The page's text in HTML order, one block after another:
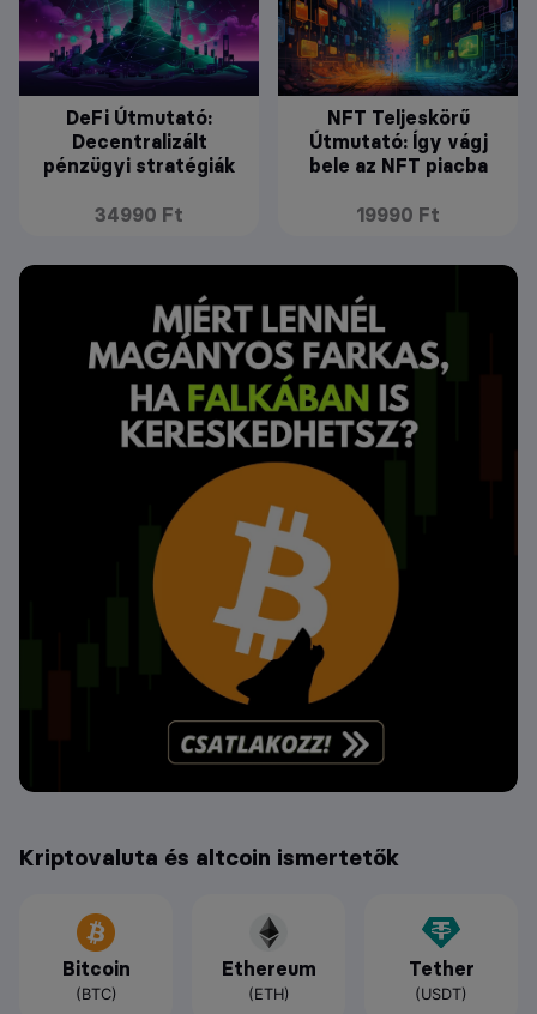
DeFi Útmutató:
Decentralizált
pénzügyi stratégiák
34990 Ft
NFT Teljeskörű
Útmutató: Így vágj
bele az NFT piacba
19990 Ft
Kriptovaluta és altcoin ismertetők
Bitcoin
(BTC)
Ethereum
(ETH)
Tether
(USDT)